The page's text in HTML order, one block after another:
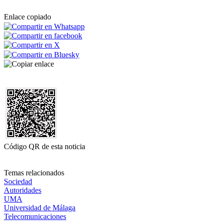
Enlace copiado
Código QR de esta noticia
Temas relacionados
Sociedad
Autoridades
UMA
Universidad de Málaga
Telecomunicaciones